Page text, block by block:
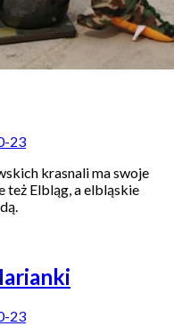
23
krasnali ma swoje
też Elbląg, a elbląskie
23